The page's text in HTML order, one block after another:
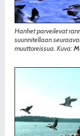
Hanhet parveilevat
suunnitellaan
muuttoreissua. Kuva: